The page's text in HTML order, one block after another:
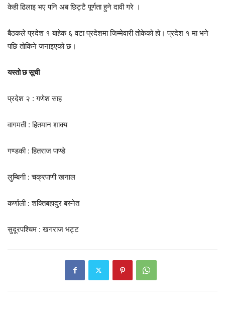
केही ढिलाइ भए पनि अब छिट्टै पूर्णता हुने दावी गरे ।
बैठकले प्रदेश १ बाहेक ६ वटा प्रदेशमा जिम्मेवारी तोकेको हो। प्रदेश १ मा भने
पछि तोकिने जनाइएको छ।
यस्तो छ सूची
प्रदेश २ : गणेश साह
वागमती : हितमान शाक्य
गण्डकी : हितराज पाण्डे
लुम्बिनी : चक्रपाणी खनाल
कर्णाली : शक्तिबहादुर बस्नेत
सुदूरपश्चिम : खगराज भट्ट